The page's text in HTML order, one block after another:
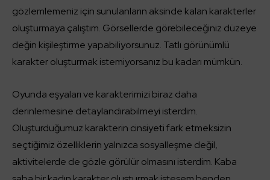
gözlemlemeniz için sunulanların aksinde kalan karakterler
oluşturmaya çalıştım. Görsellerde görebileceğiniz düzeye
değin kişileştirme yapabiliyorsunuz. Tatlı görünümlü
karakter oluşturmak istemiyorsanız bu kadarı mümkün.
Oyunda eşyaları ve karakterimizi biraz daha
derinlemesine detaylandırabilmeyi isterdim.
Oluşturduğumuz karakterin cinsiyeti fark etmeksizin
seçtiğimiz özelliklerin yalnızca sosyalleşme değil,
aktivitelerde de gözle görülür olmasını isterdim. Kaba